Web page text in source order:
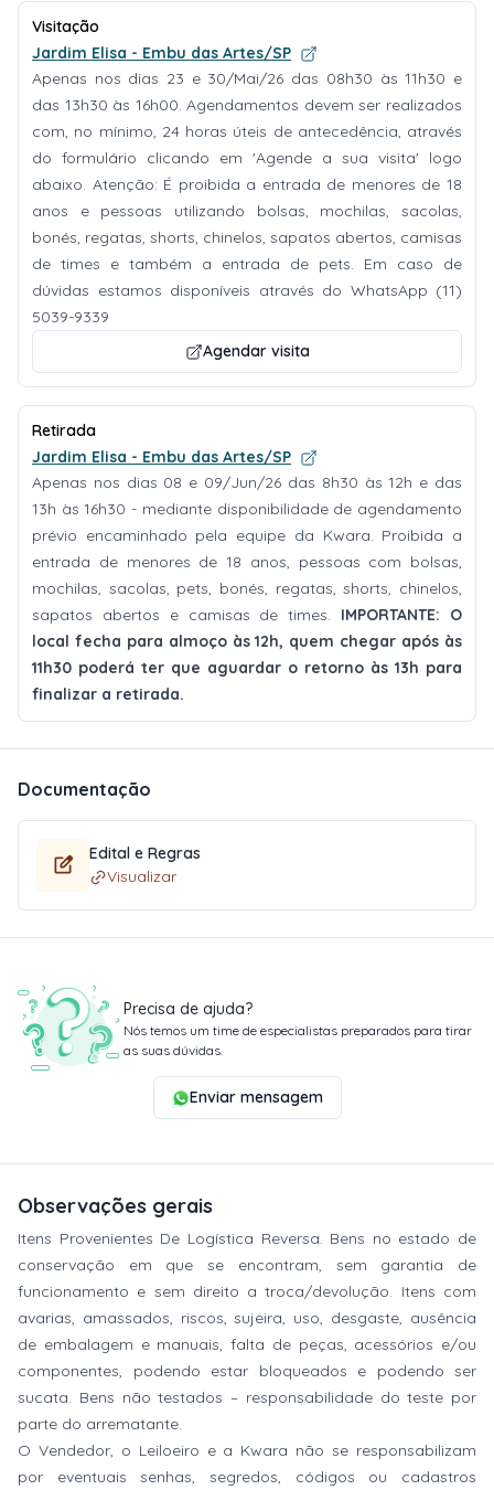
Visitação
Jardim Elisa - Embu das Artes/SP
Apenas nos dias 23 e 30/Mai/26 das 08h30 às 11h30 e
das 13h30 às 16h00. Agendamentos devem ser realizados
com, no mínimo, 24 horas úteis de antecedência, através
do formulário clicando em 'Agende a sua visita' logo
abaixo. Atenção: É proibida a entrada de menores de 18
anos e pessoas utilizando bolsas, mochilas, sacolas,
bonés, regatas, shorts, chinelos, sapatos abertos, camisas
de times e também a entrada de pets. Em caso de
dúvidas estamos disponíveis através do WhatsApp (11)
5039-9339
Agendar visita
Retirada
Jardim Elisa - Embu das Artes/SP
Apenas nos dias 08 e 09/Jun/26 das 8h30 às 12h e das
13h às 16h30 - mediante disponibilidade de agendamento
prévio encaminhado pela equipe da Kwara. Proibida a
entrada de menores de 18 anos, pessoas com bolsas,
mochilas, sacolas, pets, bonés, regatas, shorts, chinelos,
sapatos abertos e camisas de times. IMPORTANTE: O
local fecha para almoço às 12h, quem chegar após às
11h30 poderá ter que aguardar o retorno às 13h para
finalizar a retirada.
Documentação
Edital e Regras
Visualizar
Precisa de ajuda?
Nós temos um time de especialistas preparados para tirar
as suas dúvidas.
Enviar mensagem
Observações gerais
Itens Provenientes De Logística Reversa. Bens no estado de
conservação em que se encontram, sem garantia de
funcionamento e sem direito a troca/devolução. Itens com
avarias, amassados, riscos, sujeira, uso, desgaste, ausência
de embalagem e manuais, falta de peças, acessórios e/ou
componentes, podendo estar bloqueados e podendo ser
sucata. Bens não testados – responsabilidade do teste por
parte do arrematante.
O Vendedor, o Leiloeiro e a Kwara não se responsabilizam
por eventuais senhas, segredos, códigos ou cadastros